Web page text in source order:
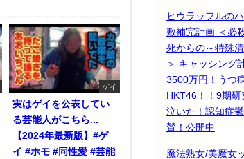
ゲイ
実はゲイを公表してい
る芸能人がこちら...
【2024年最新版】#ゲ
イ #ホモ #同性愛 #芸能
ヒウラッフルの
敷補完計画 ＜必
死からの～特殊
＞ キャッシング
3500万円！うつ
HKT46！！9期
泣いた！認知症
賛！公開中
魔法熟女/美魔女